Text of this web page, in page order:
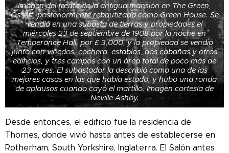
Imagen del frente de la antigua mansión en The Green,
Ossett, posteriormente rebautizada como Green House. Se
vendió en una subasta de tierras y propiedades el
miércoles 23 de septiembre de 1908 por la noche en
Temperance Hall, por £ 3,000, y la propiedad se vendió
junto con viñedos, cochera, establos, dos cabañas y otros
edificios, y tres campos con un área total de poco más de
23 acres. El subastador la describió como una de las
mejores casas en las que había estado, y hubo una ronda
de aplausos cuando cayó el martillo. Imagen cortesía de
Neville Ashby.
Desde entonces, el edificio fue la residencia de
Thornes, donde vivió hasta antes de establecerse en
Rotherham, South Yorkshire, Inglaterra. El Salón antes